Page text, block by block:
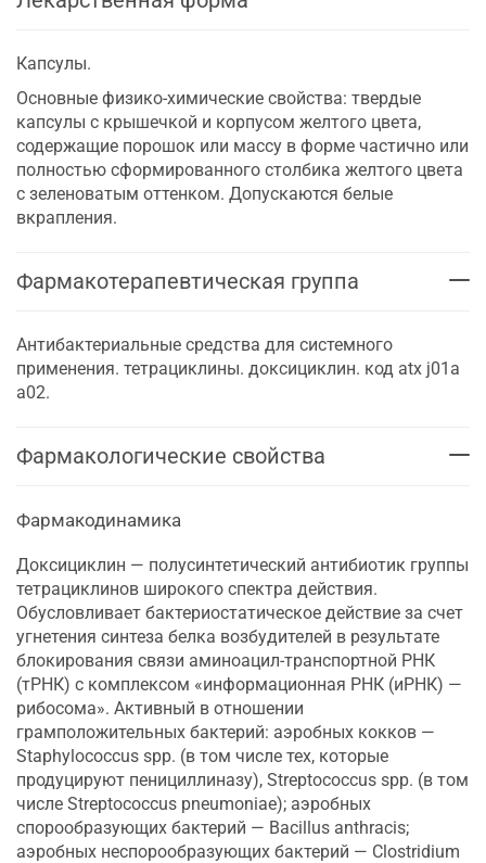
Капсулы.
Основные физико-химические свойства: твердые
капсулы с крышечкой и корпусом желтого цвета,
содержащие порошок или массу в форме частично или
полностью сформированного столбика желтого цвета
с зеленоватым оттенком. Допускаются белые
вкрапления.
Фармакотерапевтическая группа
Антибактериальные средства для системного
применения. тетрациклины. доксициклин. код atx j01a
a02.
Фармакологические свойства
Фармакодинамика
Доксициклин — полусинтетический антибиотик группы
тетрациклинов широкого спектра действия.
Обусловливает бактериостатическое действие за счет
угнетения синтеза белка возбудителей в результате
блокирования связи аминоацил-транспортной РНК
(тРНК) с комплексом «информационная РНК (иРНК) —
рибосома». Активный в отношении
грамположительных бактерий: аэробных кокков —
Staphylococcus spp. (в том числе тех, которые
продуцируют пенициллиназу), Streptococcus spp. (в том
числе Streptococcus pneumoniae); аэробных
спорообразующих бактерий — Bacillus anthracis;
аэробных неспорообразующих бактерий — Clostridium